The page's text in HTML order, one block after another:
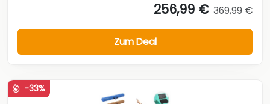
256,99 € 369,99 €
Zum Deal
-33%